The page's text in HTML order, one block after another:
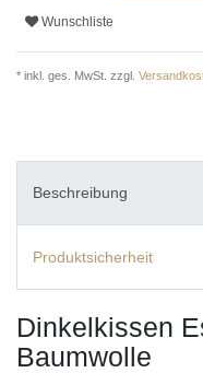
Wunschliste
* inkl. ges. MwSt. zzgl.
Beschreibung
Produktsicherheit
Dinkelkissen
Baumwolle